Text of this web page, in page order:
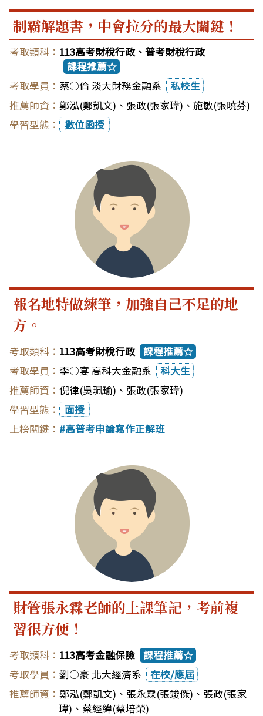
制霸解題書，中會拉分的最大關鍵！
113高考財稅行政、普考財稅行政
課程推薦☆
蔡○倫 淡大財務金融系
私校生
鄭泓(鄭凱文) 、 張政(張家瑋) 、 施敏(張曉芬)
數位函授
報名地特做練筆，加強自己不足的地
方。
113高考財稅行政 課程推薦☆
李○宴 高科大金融系
科大生
倪律(吳珮瑜) 、 張政(張家瑋)
面授
高普考申論寫作正解班
財管張永霖老師的上課筆記，考前複
習很方便！
113高考金融保險 課程推薦☆
劉○豪 北大經濟系
在校/應屆
鄭泓(鄭凱文) 、 張永霖(張竣傑) 、 張政(張家
瑋) 、 蔡經緯(蔡培榮)